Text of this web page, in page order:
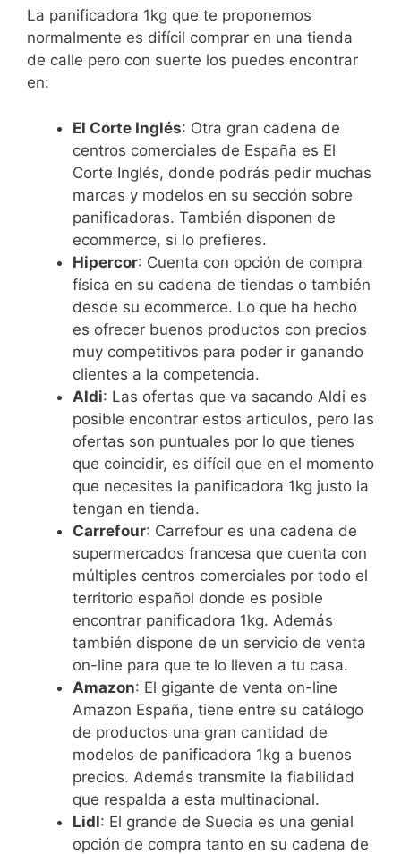
La panificadora 1kg que te proponemos
normalmente es difícil comprar en una tienda
de calle pero con suerte los puedes encontrar
en:
El Corte Inglés: Otra gran cadena de
centros comerciales de España es El
Corte Inglés, donde podrás pedir muchas
marcas y modelos en su sección sobre
panificadoras. También disponen de
ecommerce, si lo prefieres.
Hipercor: Cuenta con opción de compra
física en su cadena de tiendas o también
desde su ecommerce. Lo que ha hecho
es ofrecer buenos productos con precios
muy competitivos para poder ir ganando
clientes a la competencia.
Aldi: Las ofertas que va sacando Aldi es
posible encontrar estos articulos, pero las
ofertas son puntuales por lo que tienes
que coincidir, es difícil que en el momento
que necesites la panificadora 1kg justo la
tengan en tienda.
Carrefour: Carrefour es una cadena de
supermercados francesa que cuenta con
múltiples centros comerciales por todo el
territorio español donde es posible
encontrar panificadora 1kg. Además
también dispone de un servicio de venta
on-line para que te lo lleven a tu casa.
Amazon: El gigante de venta on-line
Amazon España, tiene entre su catálogo
de productos una gran cantidad de
modelos de panificadora 1kg a buenos
precios. Además transmite la fiabilidad
que respalda a esta multinacional.
Lidl: El grande de Suecia es una genial
opción de compra tanto en su cadena de